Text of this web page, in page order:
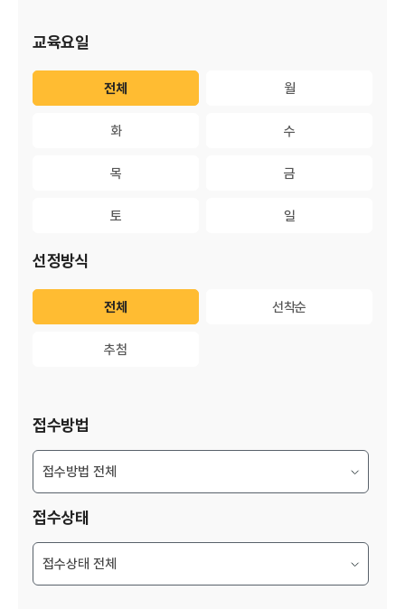
교육요일
전체 월
화 수
목 금
토 일
선정방식
전체 선착순
추첨
접수방법
접수상태